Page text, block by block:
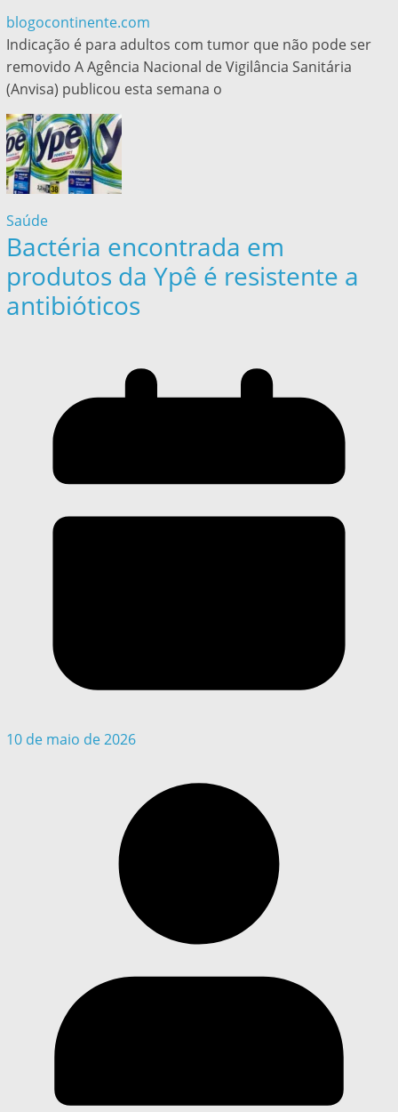
blogocontinente.com
Indicação é para adultos com tumor que não pode ser
removido A Agência Nacional de Vigilância Sanitária
(Anvisa) publicou esta semana o
Saúde
Bactéria encontrada em
produtos da Ypê é resistente a
antibióticos
10 de maio de 2026